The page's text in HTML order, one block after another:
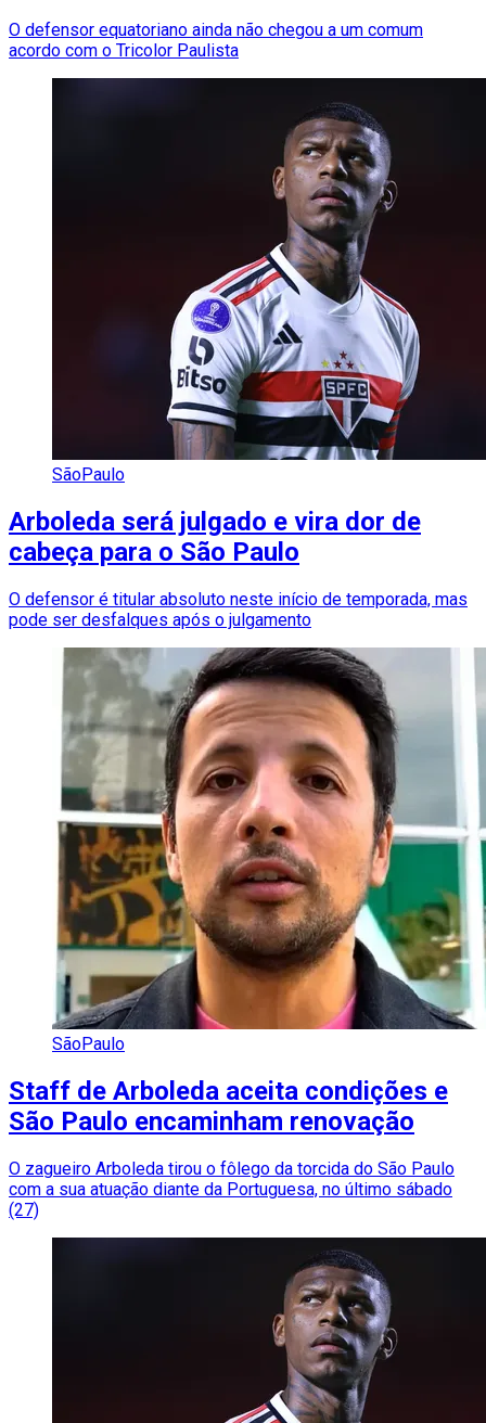
O defensor equatoriano ainda não chegou a um comum
acordo com o Tricolor Paulista
SãoPaulo
Arboleda será julgado e vira dor de
cabeça para o São Paulo
O defensor é titular absoluto neste início de temporada, mas
pode ser desfalques após o julgamento
SãoPaulo
Staff de Arboleda aceita condições e
São Paulo encaminham renovação
O zagueiro Arboleda tirou o fôlego da torcida do São Paulo
com a sua atuação diante da Portuguesa, no último sábado
(27)